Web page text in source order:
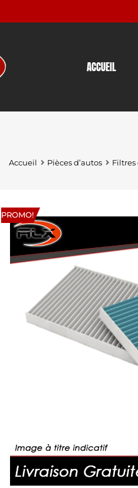
ACCUEIL
Accueil Pièces d’autos Filtres
PROMO!